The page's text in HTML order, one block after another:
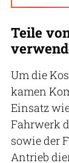
Teile
Um die
kamen
Einsatz
Fahrwerk
sowie der
Antrieb